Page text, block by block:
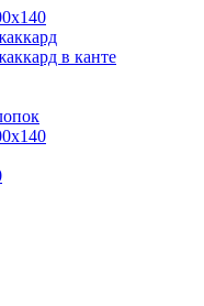
в канте